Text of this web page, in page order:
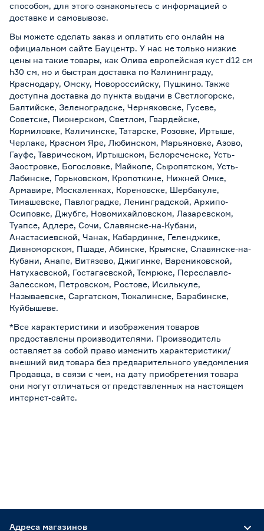
способом, для этого ознакомьтесь с информацией о
доставке и самовывозе.
Вы можете сделать заказ и оплатить его онлайн на
официальном сайте Бауцентр. У нас не только низкие
цены на такие товары, как Олива европейская куст d12 см
h30 см, но и быстрая доставка по Калининграду,
Краснодару, Омску, Новороссийску, Пушкино. Также
доступна доставка до пункта выдачи в Светлогорске,
Балтийске, Зеленоградске, Черняховске, Гусеве,
Советске, Пионерском, Светлом, Гвардейске,
Кормиловке, Каличинске, Татарске, Розовке, Иртыше,
Черлаке, Красном Яре, Любинском, Марьяновке, Азово,
Гауфе, Таврическом, Иртышском, Белореченске, Усть-
Заостровке, Богословке, Майкопе, Сыропятском, Усть-
Лабинске, Горьковском, Кропоткине, Нижней Омке,
Армавире, Москаленках, Кореновске, Шербакуле,
Тимашевске, Павлоградке, Ленинградской, Архипо-
Осиповке, Джубге, Новомихайловском, Лазаревском,
Туапсе, Адлере, Сочи, Славянске-на-Кубани,
Анастасиевской, Чанах, Кабардинке, Геленджике,
Дивноморском, Пшаде, Абинске, Крымске, Славянске-на-
Кубани, Анапе, Витязево, Джигинке, Варениковской,
Натухаевской, Гостагаевской, Темрюке, Переславле-
Залесском, Петровском, Ростове, Исилькуле,
Называевске, Саргатском, Тюкалинске, Барабинске,
Куйбышеве.
*Все характеристики и изображения товаров
предоставлены производителями. Производитель
оставляет за собой право изменить характеристики/
внешний вид товара без предварительного уведомления
Продавца, в связи с чем, на дату приобретения товара
они могут отличаться от представленных на настоящем
интернет-сайте.
Адреса магазинов